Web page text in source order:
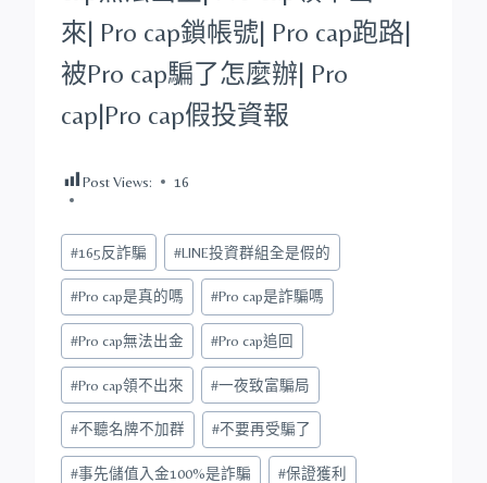
來| Pro cap鎖帳號| Pro cap跑路|
被Pro cap騙了怎麼辦| Pro
cap|Pro cap假投資報
Post Views: 16
Post
Tags:
#165反詐騙 #LINE投資群組全是假的
#Pro cap是真的嗎 #Pro cap是詐騙嗎
#Pro cap無法出金 #Pro cap追回
#Pro cap領不出來 #一夜致富騙局
#不聽名牌不加群 #不要再受騙了
#事先儲值入金100%是詐騙 #保證獲利